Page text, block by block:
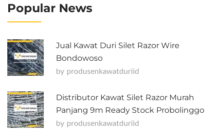
Popular News
Jual Kawat Duri Silet Razor Wire
Bondowoso
by Produsenkawatduriid
Distributor Kawat Silet Razor Murah
Panjang 9m Ready Stock Probolinggo
by Produsenkawatduriid